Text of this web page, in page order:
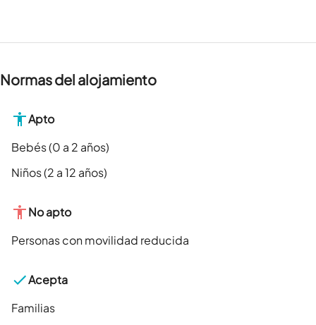
Normas del alojamiento
Apto
Bebés (0 a 2 años)
Niños (2 a 12 años)
No apto
Personas con movilidad reducida
Acepta
Familias